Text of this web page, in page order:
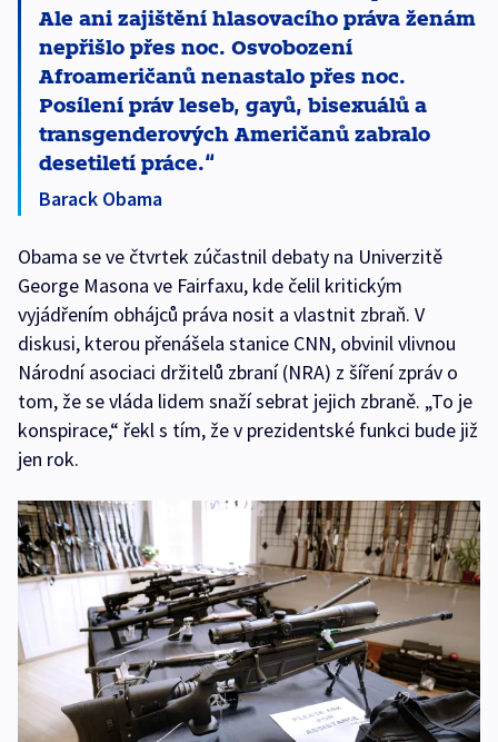
Ale ani zajištění hlasovacího práva ženám
nepřišlo přes noc. Osvobození
Afroameričanů nenastalo přes noc.
Posílení práv leseb, gayů, bisexuálů a
transgenderových Američanů zabralo
desetiletí práce.
Barack Obama
Obama se ve čtvrtek zúčastnil debaty na Univerzitě
George Masona ve Fairfaxu, kde čelil kritickým
vyjádřením obhájců práva nosit a vlastnit zbraň. V
diskusi, kterou přenášela stanice CNN, obvinil vlivnou
Národní asociaci držitelů zbraní (NRA) z šíření zpráv o
tom, že se vláda lidem snaží sebrat jejich zbraně. „To je
konspirace,“ řekl s tím, že v prezidentské funkci bude již
jen rok.